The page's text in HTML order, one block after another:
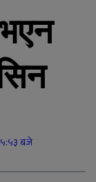
मृत्यु
संघको नयाँ
बजे